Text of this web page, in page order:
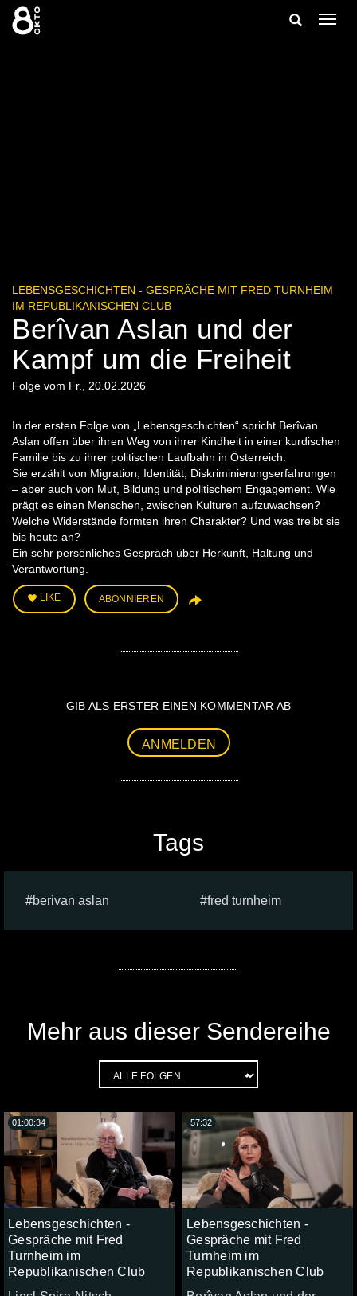
Zum
Inhalt
springen
Suche
LEBENSGESCHICHTEN - GESPRÄCHE MIT FRED TURNHEIM
IM REPUBLIKANISCHEN CLUB
Berîvan Aslan und der
Kampf um die Freiheit
Folge vom Fr., 20.02.2026
In der ersten Folge von „Lebensgeschichten“ spricht Berîvan
Aslan offen über ihren Weg von ihrer Kindheit in einer kurdischen
Familie bis zu ihrer politischen Laufbahn in Österreich.
Sie erzählt von Migration, Identität, Diskriminierungserfahrungen
– aber auch von Mut, Bildung und politischem Engagement. Wie
prägt es einen Menschen, zwischen Kulturen aufzuwachsen?
Welche Widerstände formten ihren Charakter? Und was treibt sie
bis heute an?
Ein sehr persönliches Gespräch über Herkunft, Haltung und
Verantwortung.
LIKE ABONNIEREN
GIB ALS ERSTER EINEN KOMMENTAR AB
ANMELDEN
Tags
berivan aslan fred turnheim
Mehr aus dieser Sendereihe
Lebensgeschichten -
Gespräche mit Fred
Turnheim im
Republikanischen Club
01:00:34
Lebensgeschichten -
Gespräche mit Fred
Turnheim im
Republikanischen Club
57:32